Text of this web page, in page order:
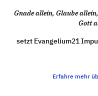
Gnade allein, Glaube
Gott
setzt Evangelium21
Erfahre mehr